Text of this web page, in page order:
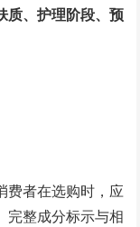
质、护理阶段、预
费者在选购时，应
完整成分标示与相